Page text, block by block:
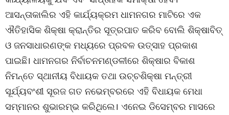
ଆସନ୍ତାକାଲିର ଏହି କାର୍ଯ୍ୟକ୍ରମ ଧାମନଗର ମାଟିରେ ଏକ
ଐତିହାସିକ ଶିକ୍ଷା କ୍ରାନ୍ତିର ସୂତ୍ରପାତ କରିବ ବୋଲି ଶିକ୍ଷାବିତ୍
ଓ ଜନସାଧାରଣଙ୍କ ମଧ୍ୟରେ ପ୍ରବଳ ଉତ୍ସାହ ପ୍ରକାଶ
ପାଇଛି। ଧାମନଗର ନିର୍ବାଚନମଣ୍ଡଳୀରେ ଶିକ୍ଷାର ବିକାଶ
ନିମନ୍ତେ ସ୍ଥାନୀୟ ବିଧାୟକ ତଥା ଉଚ୍ଚଶିକ୍ଷା ମନ୍ତ୍ରୀ
ସୂର୍ଯ୍ୟବଂଶୀ ସୂରଜ ଗତ ନଭେମ୍ବରରେ ଏହି ବିଧାୟକ ମେଧା
ସମ୍ମାନର ଶୁଭାରମ୍ଭ କରିଥିଲେ। ଏନେଇ ଡିସେମ୍ବର ମାସରେ